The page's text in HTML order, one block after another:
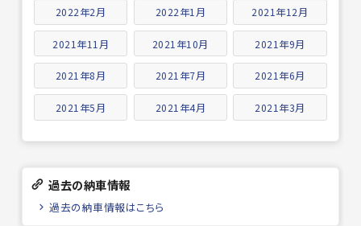
2022年2月 2022年1月 2021年12月
2021年11月 2021年10月 2021年9月
2021年8月 2021年7月 2021年6月
2021年5月 2021年4月 2021年3月
過去の納車情報
過去の納車情報はこちら